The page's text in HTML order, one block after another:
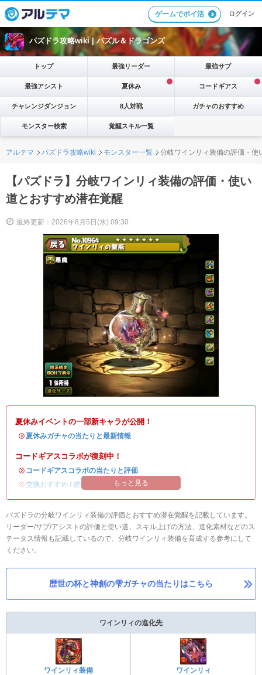
ゲームでポイ活 ログイン
パズドラ攻略wiki |パズル＆ドラゴンズ
トップ 最強リーダー 最強サブ
最強アシスト 夏休み コードギアス
チャレンジダンジョン 8人対戦 ガチャのおすすめ
モンスター検索 覚醒スキル一覧
アルテマ パズドラ攻略wiki モンスター一覧 分岐ワインリィ装備の評価・使
【パズドラ】分岐ワインリィ装備の評価・使い
道とおすすめ潜在覚醒
最終更新：2026年8月5日(水) 09:30
夏休みイベントの一部新キャラが公開！
・夏休みガチャの当たりと最新情報
コードギアスコラボが復刻中！
・ コードギアスコラボの当たりと評価
・交換おすすめ / 確保数解説 もっと見る
パズドラの分岐ワインリィ装備の評価とおすすめ潜在覚醒を記載しています。
リーダー/サブ/アシストの評価と使い道、スキル上げの方法、進化素材などのス
テータス情報も記載しているので、分岐ワインリィ装備を育成する参考にして
ください。
歴世の杯と神創の雫ガチャの当たりはこちら
ワインリィの進化先
ワインリィ装備 ワインリィ